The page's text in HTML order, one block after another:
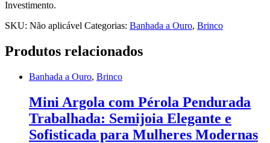
Investimento.
SKU: Não aplicável Categorias: Banhada a Ouro, Brinco
Produtos relacionados
Banhada a Ouro, Brinco
Mini Argola com Pérola Pendurada
Trabalhada: Semijoia Elegante e
Sofisticada para Mulheres Modernas